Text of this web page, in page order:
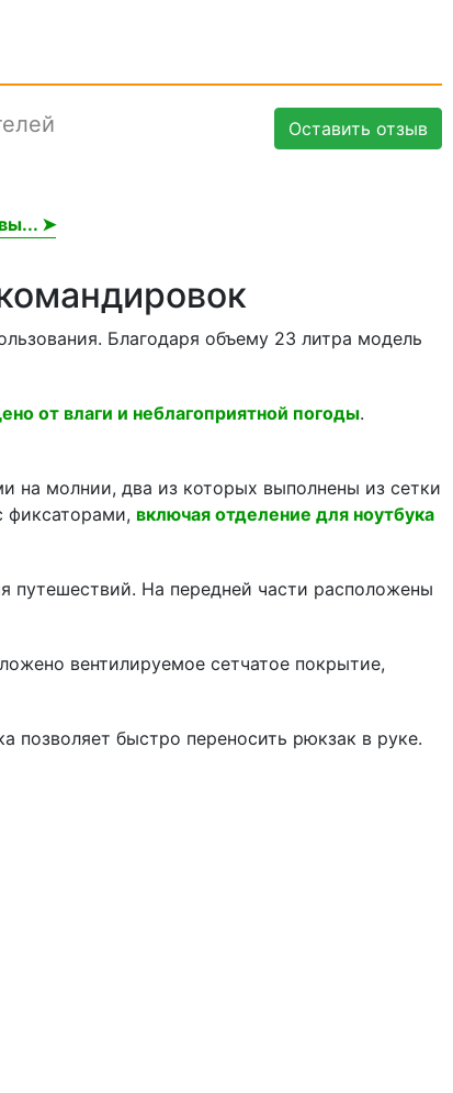
Оставить отзыв
➤
Благодаря объему 23 литра модель
от влаги и неблагоприятной погоды.
на молнии, два из которых выполнены из сетки
фиксаторами, включая отделение для ноутбука
путешествий. На передней части расположены
вентилируемое сетчатое покрытие,
позволяет быстро переносить рюкзак в руке.